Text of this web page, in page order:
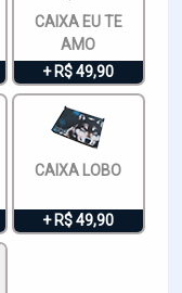
CAIXA EU TE
AMO
+ R$ 49,90
CAIXA LOBO
+ R$ 49,90